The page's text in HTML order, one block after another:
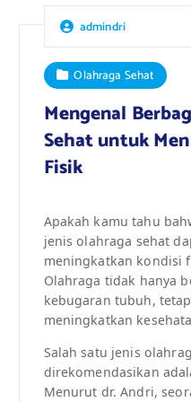
admindri
Olahraga Sehat
Mengenal
Sehat untuk
Fisik
Apakah kamu tahu
jenis olahraga sehat
meningkatkan kondisi
Olahraga tidak hanya
kebugaran tubuh,
meningkatkan
Salah satu jenis
direkomendasikan
Menurut dr. Andri,